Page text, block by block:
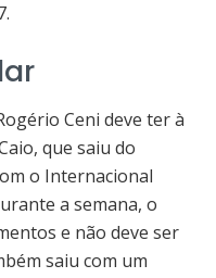
Ceni deve ter à
que saiu do
o Internacional
a semana, o
e não deve ser
saiu com um